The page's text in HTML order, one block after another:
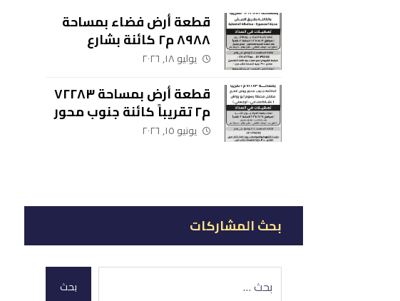
قطعة أرض فضاء بمساحة
٨٩٨٨ م٢ كائنة بشارع
الجيش مدينة المنصورة –
يوليو ١٨, ٢٠٢٦
قطعة أرض بمساحة ٧٢٢٨٣
م٢ تقريباً كائنة جنوب محور
روض الفرج مقابل محطة
يونيو ١٥, ٢٠٢٦
بحث المشاركات
بحث